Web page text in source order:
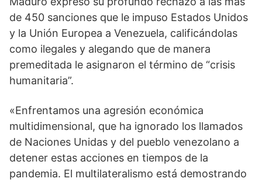
de 450 sanciones que le impuso Estados Unidos
y la Unión Europea a Venezuela, calificándolas
como ilegales y alegando que de manera
premeditada le asignaron el término de “crisis
humanitaria”.
«Enfrentamos una agresión económica
multidimensional, que ha ignorado los llamados
de Naciones Unidas y del pueblo venezolano a
detener estas acciones en tiempos de la
pandemia. El multilateralismo está demostrando